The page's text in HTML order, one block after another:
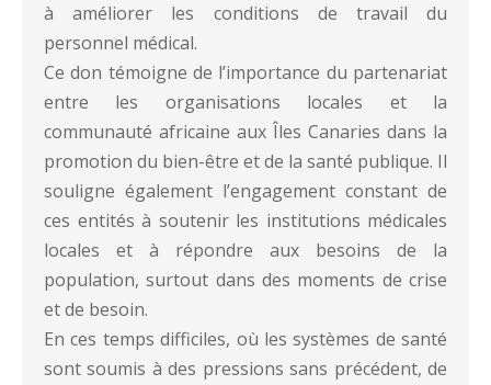
à améliorer les conditions de travail du
personnel médical.
Ce don témoigne de l’importance du partenariat
entre les organisations locales et la
communauté africaine aux Îles Canaries dans la
promotion du bien-être et de la santé publique. Il
souligne également l’engagement constant de
ces entités à soutenir les institutions médicales
locales et à répondre aux besoins de la
population, surtout dans des moments de crise
et de besoin.
En ces temps difficiles, où les systèmes de santé
sont soumis à des pressions sans précédent, de